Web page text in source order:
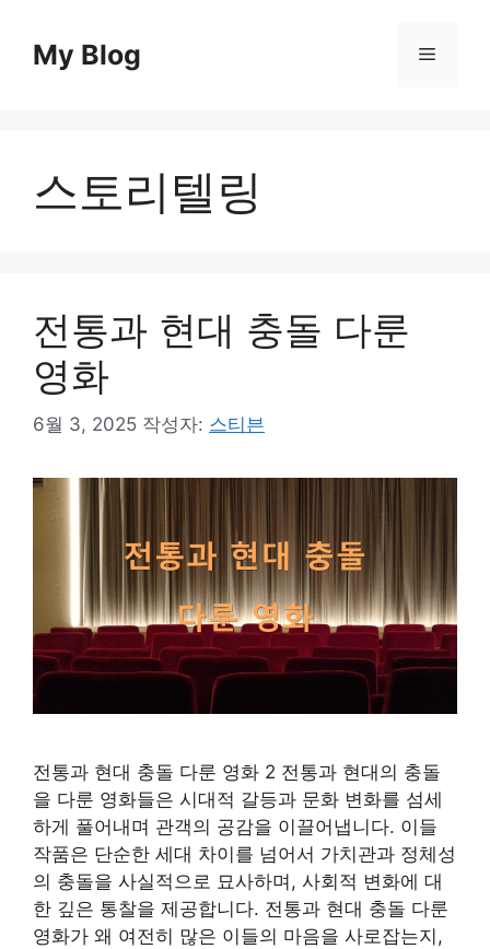
My Blog 메
스토리텔링
전통과 현대 충돌 다룬
영화
6월 3, 2025 작성자: 스티븐
전통과 현대 충돌 다룬 영화 2 전통과 현대의 충돌
을 다룬 영화들은 시대적 갈등과 문화 변화를 섬세
하게 풀어내며 관객의 공감을 이끌어냅니다. 이들
작품은 단순한 세대 차이를 넘어서 가치관과 정체성
의 충돌을 사실적으로 묘사하며, 사회적 변화에 대
한 깊은 통찰을 제공합니다. 전통과 현대 충돌 다룬
영화가 왜 여전히 많은 이들의 마음을 사로잡는지,